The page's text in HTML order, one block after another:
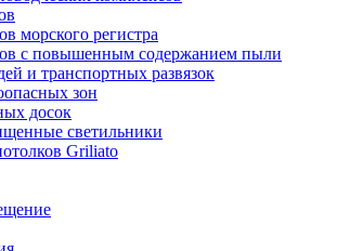
морского регистра
с повышенным содержанием пыли
и транспортных развязок
зон
досок
светильники
Griliato